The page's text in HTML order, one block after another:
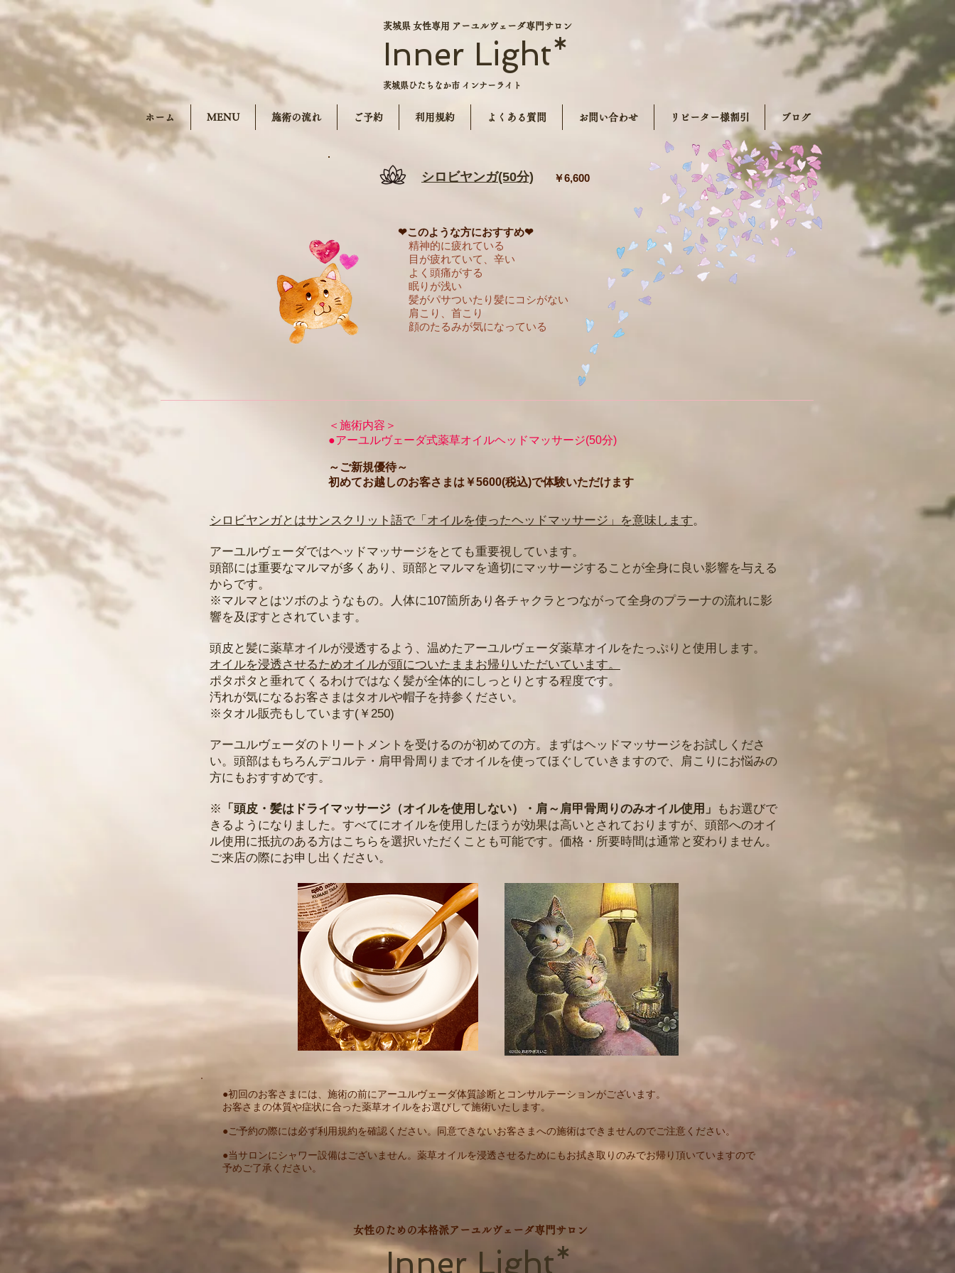
茨城県 女性専用 アーユルヴェーダ専門サロン
Inner Light*
茨城県ひたちなか市 インナーライト
ホーム MENU 施術の流れ ご予約 利用規約 よくある質問 お問い合わせ リピーター様割引 ブログ
シロビヤンガ(50分) ￥6,600
​ ❤このような方におすすめ❤
精神的に疲れている
目が疲れていて、辛い
よく頭痛がする
眠りが浅い
髪がパサついたり髪にコシがない
肩こり、首こり
顔のたるみが気になっている
＜施術内容＞
●アーユルヴェーダ式薬草オイルヘッドマッサージ(50分)
～ご新規優待～
初めてお越しのお客さまは￥5600(税込)で体験いただけます
シロビヤンガとはサンスクリット語で「オイルを使ったヘッドマッサージ」を意味します。
アーユルヴェーダではヘッドマッサージをとても重要視しています。
頭部には重要なマルマが多くあり、頭部とマルマを適切にマッサージすることが全身に良い影響を与える
からです。
※マルマとはツボのようなもの。人体に107箇所あり各チャクラとつながって全身のプラーナの流れに影
響を及ぼすとされています。
頭皮と髪に薬草オイルが浸透するよう、温めたアーユルヴェーダ薬草オイルをたっぷりと使用します。
オイルを浸透させるためオイルが頭についたままお帰りいただいています。
ポタポタと垂れてくるわけではなく髪が全体的にしっとりとする程度です。
汚れが気になるお客さまはタオルや帽子を持参ください。
※タオル販売もしています(￥250)
アーユルヴェーダのトリートメントを受けるのが初めての方。まずはヘッドマッサージをお試しくださ
い。​頭部はもちろんデコルテ・肩甲骨周りまでオイルを使ってほぐしていきますので、肩こりにお悩みの
方にもおすすめです。
※ 「頭皮・髪はドライマッサージ（オイルを使用しない）・肩～肩甲骨周りのみオイル使用」
もお選びで
きるようになりました。すべてにオイルを使用したほうが効果は高いとされておりますが、頭部へのオイ
ル使用に抵抗のある方はこちらを選択いただくことも可能です。価格・所要時間は通常と変わりません。
ご来店の際にお申し出ください。
●初回のお客さまには、施術の前にアーユルヴェーダ体質診断とコンサルテーションがございます。
お客さまの体質や症状に合った薬草オイルをお選びして施術いたします。
​●ご予約の際には必ず利用規約を確認ください。同意できないお客さまへの施術はできませんのでご注意ください。
●当サロンにシャワー設備はございません。薬草オイルを浸透させるためにもお拭き取りのみでお帰り頂いていますので
予めご了承ください。
​女性のための本格派アーユルヴェーダ専門サロン
Inner Light*